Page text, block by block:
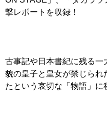
撃レポートを収録！
古事記や日本書紀に残る一
貌の皇子と皇女が禁じられ
たという哀切な「物語」に